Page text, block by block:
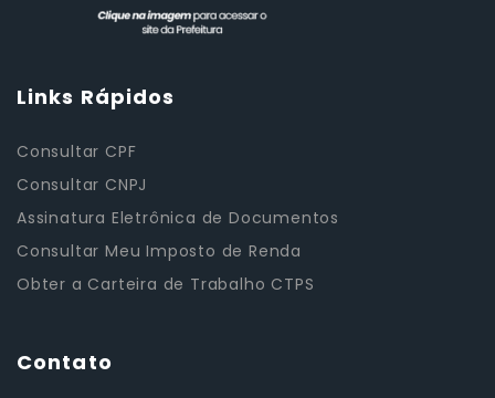
Links Rápidos
Consultar CPF
Consultar CNPJ
Assinatura Eletrônica de Documentos
Consultar Meu Imposto de Renda
Obter a Carteira de Trabalho CTPS
Contato